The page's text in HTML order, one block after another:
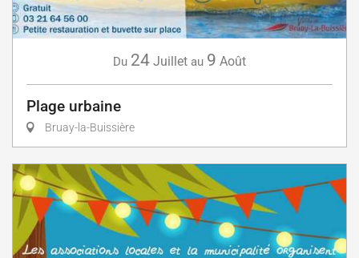
Du 24 Juillet au 9 Août
Plage urbaine
Bruay-la-Buissière